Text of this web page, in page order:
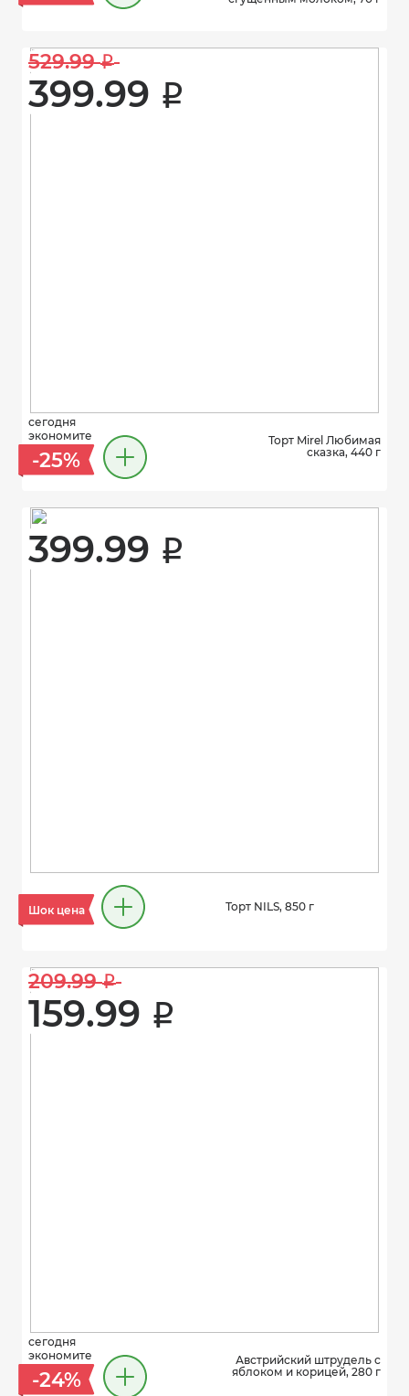
529.99 i
399.99 i
сегодня
экономите
-25%
Торт Mirel Любимая
сказка, 440 г
399.99 i
Шок цена Торт NILS, 850 г
209.99 i
159.99 i
сегодня
экономите
-24%
Австрийский штрудель с
яблоком и корицей, 280 г